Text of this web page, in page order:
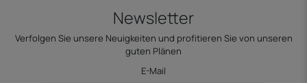
Newsletter
Verfolgen Sie unsere Neuigkeiten und profitieren Sie von unseren
guten Plänen
E-Mail